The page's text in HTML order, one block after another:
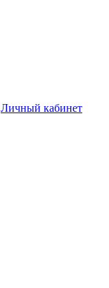
Личный кабинет